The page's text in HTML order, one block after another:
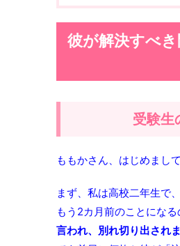
彼が解決すべ
受験生
ももかさん、はじめまして
まず、私は高校二年生で
もう2カ月前のことにな
言われ、別れ切り出され